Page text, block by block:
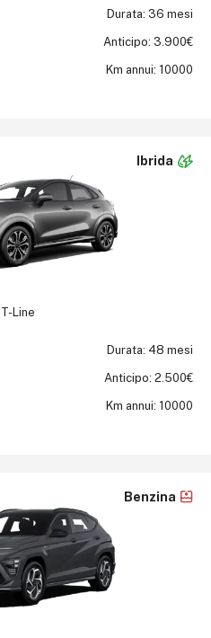
Durata: 36 mesi
Anticipo: 3.900€
Km annui: 10000
Ibrida
Line
Durata: 48 mesi
Anticipo: 2.500€
Km annui: 10000
Benzina